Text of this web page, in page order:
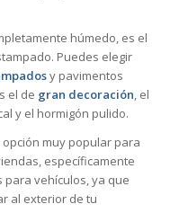
húmedo, es el
Puedes elegir
y pavimentos
el de gran decoración, el
y el hormigón pulido.
opción muy popular para
específicamente
vehículos, ya que
al exterior de tu